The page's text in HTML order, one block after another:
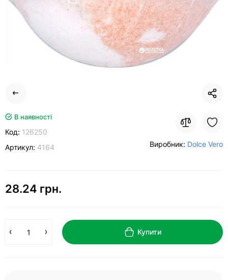
В наявності
Код: 126250
Артикул: 4164 Виробник: Dolce Vero
28.24 грн.
Купити